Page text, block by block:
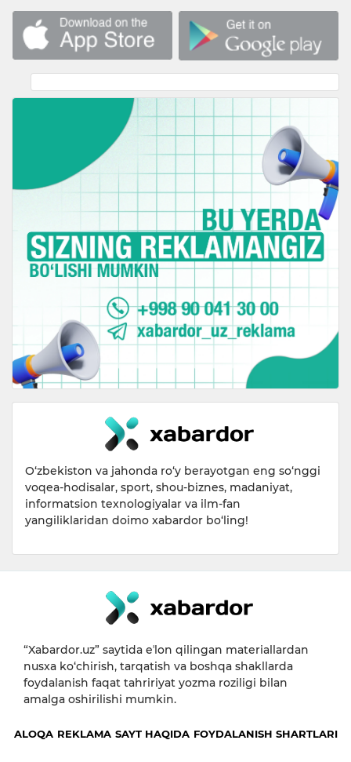
O‘zbekiston va jahonda ro‘y berayotgan eng so‘nggi
voqea-hodisalar, sport, shou-biznes, madaniyat,
informatsion texnologiyalar va ilm-fan
yangiliklaridan doimo xabardor bo‘ling!
“Xabardor.uz” saytida eʼlon qilingan materiallardan
nusxa ko‘chirish, tarqatish va boshqa shakllarda
foydalanish faqat tahririyat yozma roziligi bilan
amalga oshirilishi mumkin.
ALOQA REKLAMA SAYT HAQIDA FOYDALANISH SHARTLARI